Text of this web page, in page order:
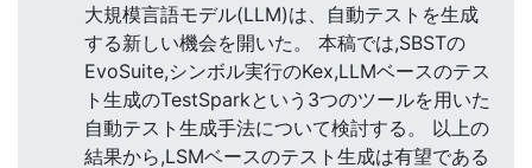
大規模言語モデル(LLM)は、自動テストを生成
する新しい機会を開いた。 本稿では,SBSTの
EvoSuite,シンボル実行のKex,LLMベースのテス
ト生成のTestSparkという3つのツールを用いた
自動テスト生成手法について検討する。 以上の
結果から,LSMベースのテスト生成は有望である